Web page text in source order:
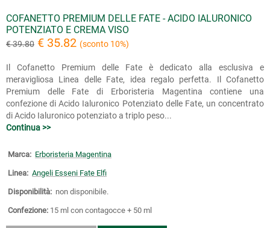
COFANETTO PREMIUM DELLE FATE - ACIDO IALURONICO
POTENZIATO E CREMA VISO
€ 39.80 € 35.82 (sconto 10%)
Il Cofanetto Premium delle Fate è dedicato alla esclusiva e
meravigliosa Linea delle Fate, idea regalo perfetta. Il Cofanetto
Premium delle Fate di Erboristeria Magentina contiene una
confezione di Acido Ialuronico Potenziato delle Fate, un concentrato
di Acido Ialuronico potenziato a triplo peso...
Continua >>
Marca: Erboristeria Magentina
Linea: Angeli Esseni Fate Elfi
Disponibilità: non disponibile.
Confezione: 15 ml con contagocce + 50 ml